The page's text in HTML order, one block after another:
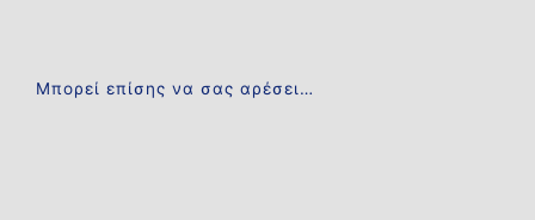
Μπορεί επίσης να σας αρέσει…